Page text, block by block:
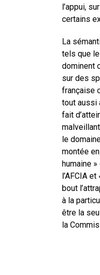
l’appui,
certains
La
tels que
dominent
sur des
française
tout aussi
fait
le
montée
humaine
l’AFCIA
bout
à la
être la
la